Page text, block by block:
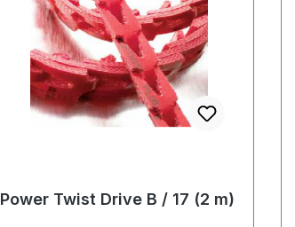
Power Twist Drive B / 17 (2 m)